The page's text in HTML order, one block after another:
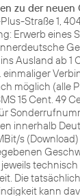
zu der neuen
Straße 1,
Erwerb eines
Ausland ab 1
einmaliger
möglich (alle
15 Cent. 49
innerhalb
s
Die
kann